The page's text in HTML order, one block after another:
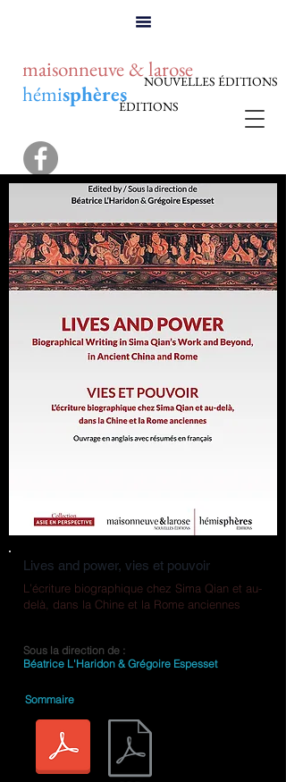
hémisphèresÉDITIONS
maisonneuve & laroseNOUVELLES ÉDITIONS
Catalogue
Lives and power, vies et pouvoir
L’écriture biographique chez Sima Qian et au-
delà, dans la Chine et la Rome anciennes
Sous la direction de :
Béatrice L'Haridon & Grégoire Espesset
Sommaire